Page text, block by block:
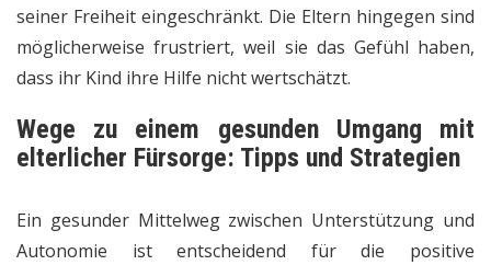
seiner Freiheit eingeschränkt. Die Eltern hingegen sind
möglicherweise frustriert, weil sie das Gefühl haben,
dass ihr Kind ihre Hilfe nicht wertschätzt.
Wege zu einem gesunden Umgang mit
elterlicher Fürsorge: Tipps und Strategien
Ein gesunder Mittelweg zwischen Unterstützung und
Autonomie ist entscheidend für die positive